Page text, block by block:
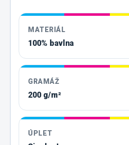
MATERIÁL
100% bavlna
GRAMÁŽ
200 g/m²
ÚPLET